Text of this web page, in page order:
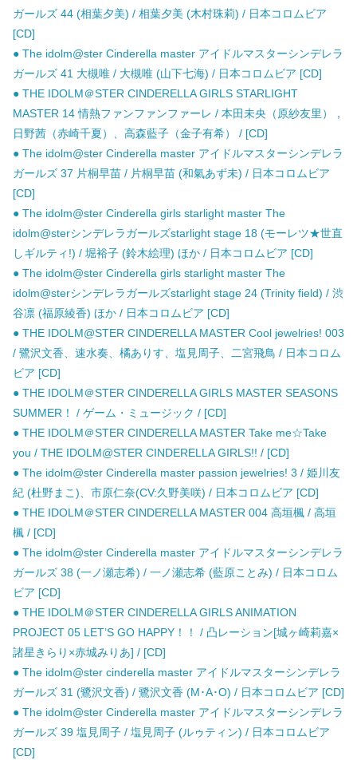
ガールズ 44 (相葉夕美) / 相葉夕美 (木村珠莉) / 日本コロムビア
[CD]
● The idolm@ster Cinderella master アイドルマスターシンデレラ
ガールズ 41 大槻唯 / 大槻唯 (山下七海) / 日本コロムビア [CD]
● THE IDOLM＠STER CINDERELLA GIRLS STARLIGHT
MASTER 14 情熱ファンファンファーレ / 本田未央（原紗友里），
日野茜（赤崎千夏）、高森藍子（金子有希） / [CD]
● The idolm@ster Cinderella master アイドルマスターシンデレラ
ガールズ 37 片桐早苗 / 片桐早苗 (和氣あず未) / 日本コロムビア
[CD]
● The idolm@ster Cinderella girls starlight master The
idolm@sterシンデレラガールズstarlight stage 18 (モーレツ★世直
しギルティ!) / 堀裕子 (鈴木絵理) ほか / 日本コロムビア [CD]
● The idolm@ster Cinderella girls starlight master The
idolm@sterシンデレラガールズstarlight stage 24 (Trinity field) / 渋
谷凛 (福原綾香) ほか / 日本コロムビア [CD]
● THE IDOLM@STER CINDERELLA MASTER Cool jewelries! 003
/ 鷺沢文香、速水奏、橘ありす、塩見周子、二宮飛鳥 / 日本コロム
ビア [CD]
● THE IDOLM＠STER CINDERELLA GIRLS MASTER SEASONS
SUMMER！ / ゲーム・ミュージック / [CD]
● THE IDOLM＠STER CINDERELLA MASTER Take me☆Take
you / THE IDOLM@STER CINDERELLA GIRLS!! / [CD]
● The idolm@ster Cinderella master passion jewelries! 3 / 姫川友
紀 (杜野まこ)、市原仁奈(CV:久野美咲) / 日本コロムビア [CD]
● THE IDOLM＠STER CINDERELLA MASTER 004 高垣楓 / 高垣
楓 / [CD]
● The idolm@ster Cinderella master アイドルマスターシンデレラ
ガールズ 38 (一ノ瀬志希) / 一ノ瀬志希 (藍原ことみ) / 日本コロム
ビア [CD]
● THE IDOLM＠STER CINDERELLA GIRLS ANIMATION
PROJECT 05 LET’S GO HAPPY！！ / 凸レーション[城ヶ崎莉嘉×
諸星きらり×赤城みりあ] / [CD]
● The idolm@ster cinderella master アイドルマスターシンデレラ
ガールズ 31 (鷺沢文香) / 鷺沢文香 (M･A･O) / 日本コロムビア [CD]
● The idolm@ster Cinderella master アイドルマスターシンデレラ
ガールズ 39 塩見周子 / 塩見周子 (ルゥティン) / 日本コロムビア
[CD]